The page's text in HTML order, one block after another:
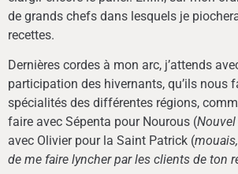
de grands chefs dans lesquels je
recettes.
Dernières cordes à mon arc, j’attends
participation des hivernants, qu’ils nous
spécialités des différentes régions,
faire avec Sépenta pour Nourous (Nouvel
avec Olivier pour la Saint Patrick (
de me faire lyncher par les clients de ton